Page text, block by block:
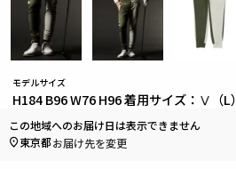
モデルサイズ
H184 B96 W76 H96 着用サイズ：Ⅴ（L）
この地域へのお届け日は表示できません
東京都お届け先を変更